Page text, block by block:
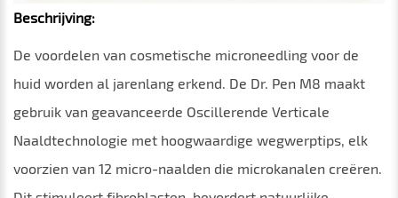
Beschrijving:
De voordelen van cosmetische microneedling voor de
huid worden al jarenlang erkend. De Dr. Pen M8 maakt
gebruik van geavanceerde Oscillerende Verticale
Naaldtechnologie met hoogwaardige wegwerptips, elk
voorzien van 12 micro-naalden die microkanalen creëren.